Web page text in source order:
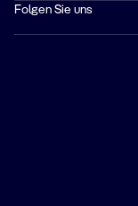
Folgen Sie uns